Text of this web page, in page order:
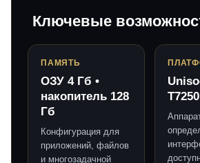
Ключевые
ПАМЯТЬ
ОЗУ 4 Гб •
накопитель 128
Гб
Конфигурация для
приложений, файлов
и многозадачной
T7250